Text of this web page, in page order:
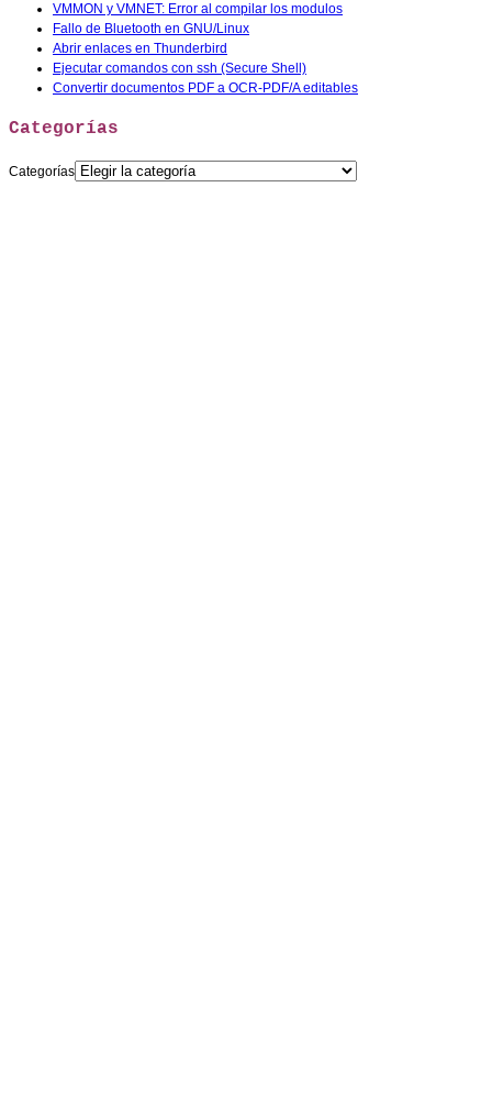
VMMON y VMNET: Error al compilar los modulos
Fallo de Bluetooth en GNU/Linux
Abrir enlaces en Thunderbird
Ejecutar comandos con ssh (Secure Shell)
Convertir documentos PDF a OCR-PDF/A editables
Categorías
Categorías